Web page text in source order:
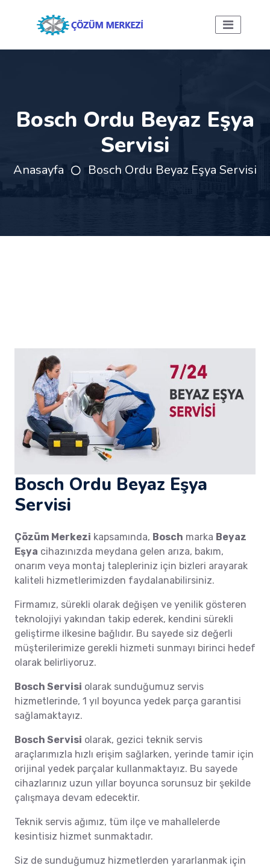
Bosch Ordu Beyaz Eşya
Servisi
Anasayfa Bosch Ordu Beyaz Eşya Servisi
Bosch Ordu Beyaz Eşya
Servisi
Çözüm Merkezi kapsamında, Bosch marka Beyaz
Eşya cihazınızda meydana gelen arıza, bakım,
onarım veya montaj talepleriniz için bizleri arayarak
kaliteli hizmetlerimizden faydalanabilirsiniz.
Firmamız, sürekli olarak değişen ve yenilik gösteren
teknolojiyi yakından takip ederek, kendini sürekli
geliştirme ilkesine bağlıdır. Bu sayede siz değerli
müşterilerimize gerekli hizmeti sunmayı birinci hedef
olarak belirliyoruz.
Bosch Servisi olarak sunduğumuz servis
hizmetlerinde, 1 yıl boyunca yedek parça garantisi
sağlamaktayız.
Bosch Servisi olarak, gezici teknik servis
araçlarımızla hızlı erişim sağlarken, yerinde tamir için
orijinal yedek parçalar kullanmaktayız. Bu sayede
cihazlarınız uzun yıllar boyunca sorunsuz bir şekilde
çalışmaya devam edecektir.
Teknik servis ağımız, tüm ilçe ve mahallelerde
kesintisiz hizmet sunmaktadır.
Siz de sunduğumuz hizmetlerden yararlanmak için